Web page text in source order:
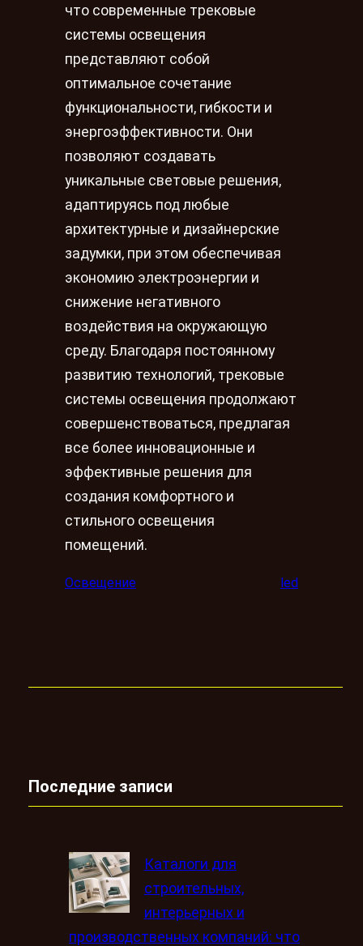
что современные трековые
системы освещения
представляют собой
оптимальное сочетание
функциональности, гибкости и
энергоэффективности. Они
позволяют создавать
уникальные световые решения,
адаптируясь под любые
архитектурные и дизайнерские
задумки, при этом обеспечивая
экономию электроэнергии и
снижение негативного
воздействия на окружающую
среду. Благодаря постоянному
развитию технологий, трековые
системы освещения продолжают
совершенствоваться, предлагая
все более инновационные и
эффективные решения для
создания комфортного и
стильного освещения
помещений.
Освещение led
Последние записи
Каталоги для
строительных,
интерьерных и
производственных компаний: что